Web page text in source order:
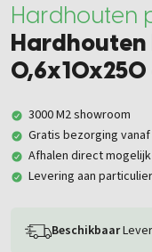
Hardhouten
Hardhouten
0,6x10x250
3000 M2 showroom
Gratis bezorging vanaf
Afhalen direct mogelijk
Levering aan
Beschikbaar